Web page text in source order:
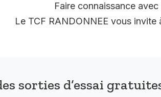
Faire connaissance avec
Le TCF RANDONNEE vous
sorties d’essai